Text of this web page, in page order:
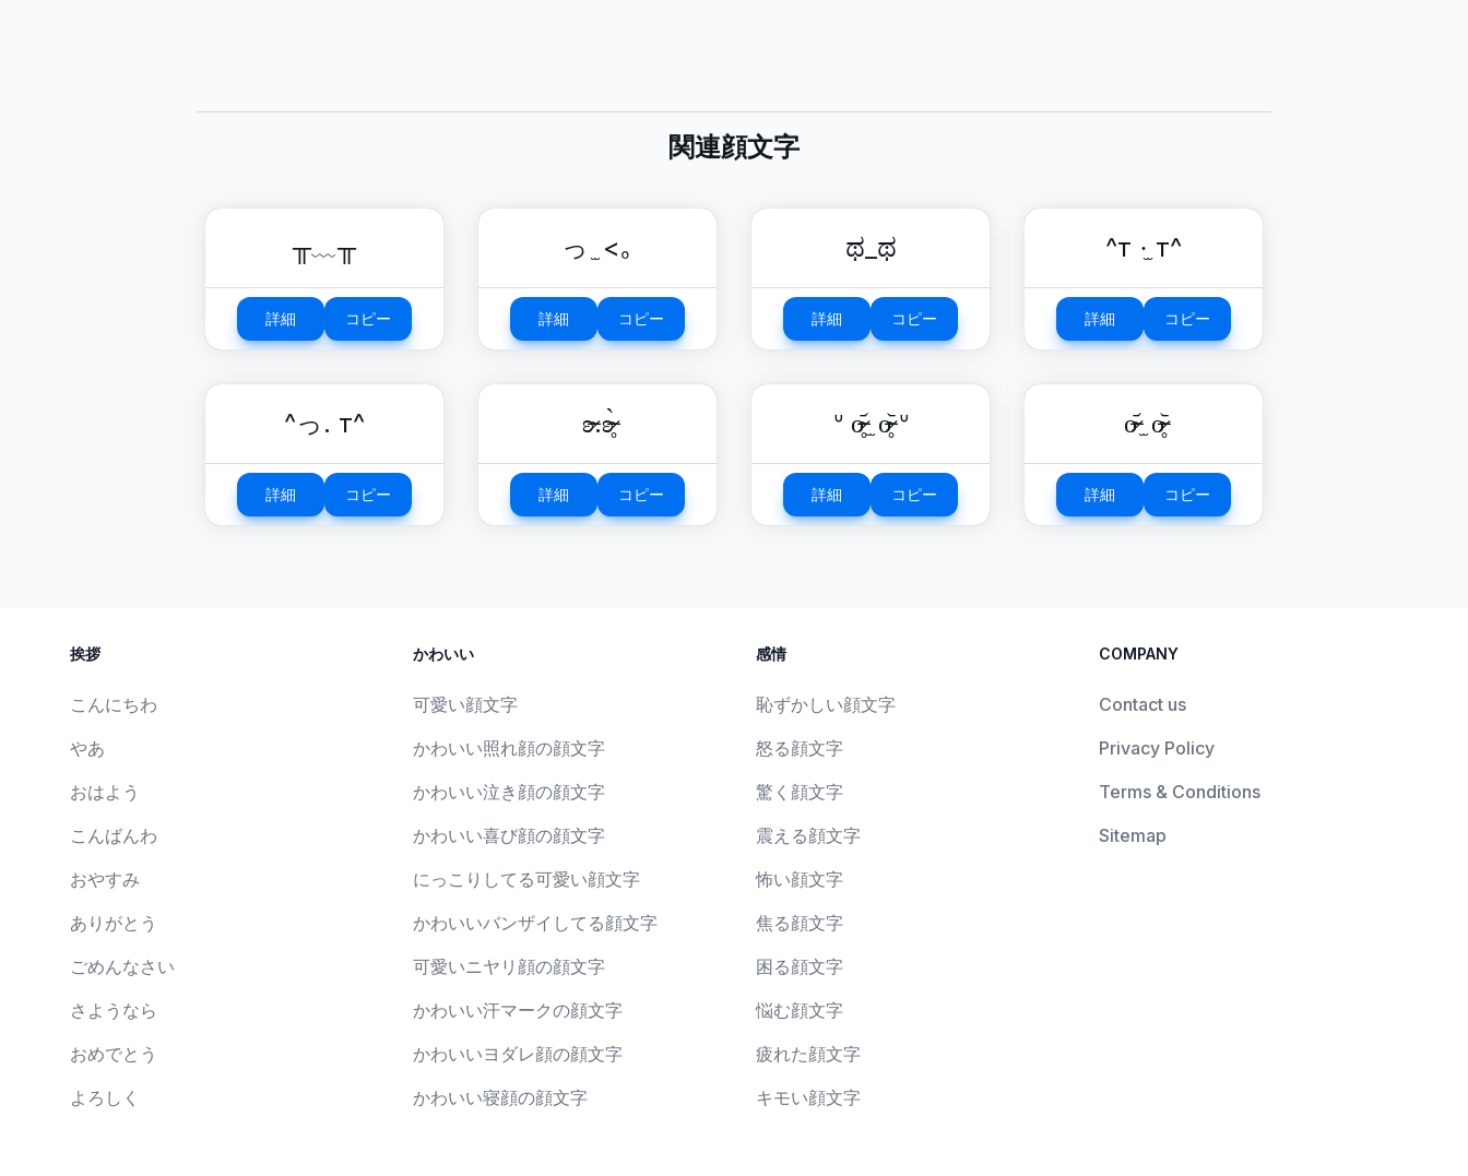
関連顔文字
╥﹏╥
詳細 コピー
っ ̫ <｡
詳細 コピー
ಥ_ಥ
詳細 コピー
^т ·̫ т^
詳細 コピー
^っ. т^
詳細 コピー
ʚ̴̶̷.ʚ̴̶̷̥̀
詳細 コピー
ᐡ o̴̶̷̥᷄ ̫ o̴̶̷̥᷅ ᐡ
詳細 コピー
o̴̶̷᷄ ̫ o̴̶̷̥᷅
詳細 コピー
挨拶
こんにちわ
やあ
おはよう
こんばんわ
おやすみ
ありがとう
ごめんなさい
さようなら
おめでとう
よろしく
かわいい
可愛い顔文字
かわいい照れ顔の顔文字
かわいい泣き顔の顔文字
かわいい喜び顔の顔文字
にっこりしてる可愛い顔文字
かわいいバンザイしてる顔文字
可愛いニヤリ顔の顔文字
かわいい汗マークの顔文字
かわいいヨダレ顔の顔文字
かわいい寝顔の顔文字
感情
恥ずかしい顔文字
怒る顔文字
驚く顔文字
震える顔文字
怖い顔文字
焦る顔文字
困る顔文字
悩む顔文字
疲れた顔文字
キモい顔文字
COMPANY
Contact us
Privacy Policy
Terms & Conditions
Sitemap